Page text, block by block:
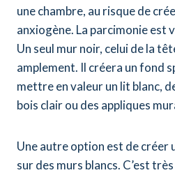
une chambre, au risque de
anxiogène. La parcimonie est
Un seul mur noir, celui de la
amplement. Il créera un fond
mettre en valeur un lit blanc,
bois clair ou des appliques
Une autre option est de créer
sur des murs blancs. C’est